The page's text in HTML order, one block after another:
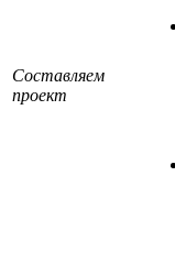
Составляем
проект